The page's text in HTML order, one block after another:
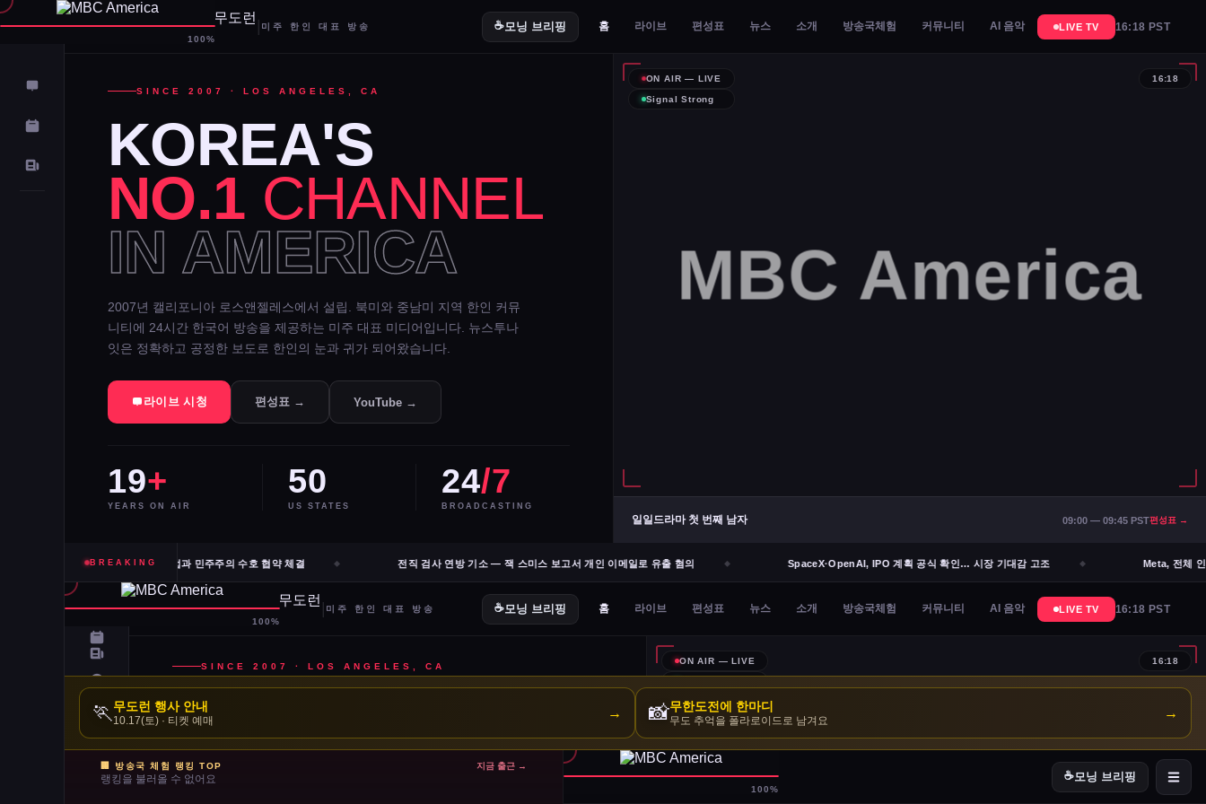
100%
D-
미주 한인 대표 방송 ☕모닝 브리핑 홈 라이브 편성표 뉴스 소개 방송국체험 커뮤니티 AI 음악 LIVE TV 16:18 PST
SINCE 2007 · LOS ANGELES, CA
KOREA'S
NO.1 CHANNEL
IN AMERICA
2007년 캘리포니아 로스앤젤레스에서 설립. 북미와 중남미 지역 한인 커뮤
니티에 24시간 한국어 방송을 제공하는 미주 대표 미디어입니다. 뉴스투나
잇은 정확하고 공정한 보도로 한인의 눈과 귀가 되어왔습니다.
라이브 시청 편성표 → YouTube →
19+
YEARS ON AIR
50
US STATES
24/7
BROADCASTING
MBC America
ON AIR — LIVE
Signal Strong
16:18
일일드라마 첫 번째 남자 09:00 — 09:45 PST편성표 →
BREAKING
·신시내티 등 10개 도시 시장, 유럽과 민주주의 수호 협약 체결 전직 검사 연방 기소 — 잭 스미스 보고서 개인 이메일로 유출 혐의 SpaceX·OpenAI, IPO 계획 공식 확인… 시장 기대감 고조 Meta, 전체 인
🏃 무도런 행사 안내
10.17(토) · 티켓 예매
→ 📸무한도전에 한마디
무도 추억을 폴라로이드로 남겨요
→
🏢 방송국 체험 랭킹 TOP 지금 출근 →
랭킹을 불러올 수 없어요